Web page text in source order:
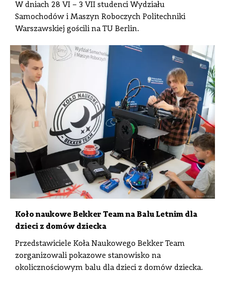
W dniach 28 VI – 3 VII studenci Wydziału
Samochodów i Maszyn Roboczych Politechniki
Warszawskiej gościli na TU Berlin.
Koło naukowe Bekker Team na Balu Letnim dla
dzieci z domów dziecka
Przedstawiciele Koła Naukowego Bekker Team
zorganizowali pokazowe stanowisko na
okolicznościowym balu dla dzieci z domów dziecka.